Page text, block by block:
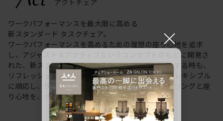
ワークパフォーマンスを最大限に高める
新スタンダード タスクチェア。
ワークパフォーマンスを高めるための理想の座り心地を追求
し、アジャスト＆アクティブというコンセプトのもとに開発さ
れた、新スタンダードのタスクチェア。作業に集中する時も、
リフレッシュする時も、座る姿勢や身体の動きにフレキシブル
に順応し、快適にサポートします。新感覚のスタイリングと座
り心地を、ぜひご体感ください。
×